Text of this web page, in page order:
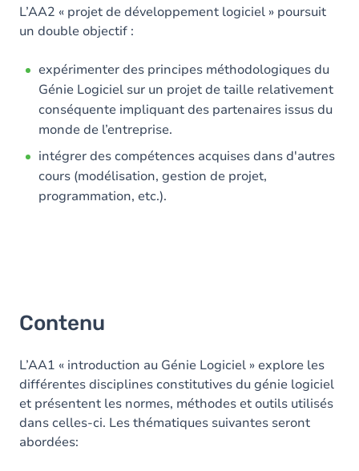
L’AA2 « projet de développement logiciel » poursuit
un double objectif :
expérimenter des principes méthodologiques du
Génie Logiciel sur un projet de taille relativement
conséquente impliquant des partenaires issus du
monde de l’entreprise.
intégrer des compétences acquises dans d'autres
cours (modélisation, gestion de projet,
programmation, etc.).
Contenu
L’AA1 « introduction au Génie Logiciel » explore les
différentes disciplines constitutives du génie logiciel
et présentent les normes, méthodes et outils utilisés
dans celles-ci. Les thématiques suivantes seront
abordées: